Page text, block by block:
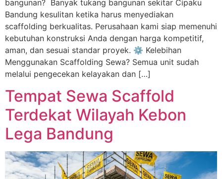
bangunan? Banyak tukang bangunan sekitar Cipaku
Bandung kesulitan ketika harus menyediakan
scaffolding berkualitas. Perusahaan kami siap memenuhi
kebutuhan konstruksi Anda dengan harga kompetitif,
aman, dan sesuai standar proyek. ⚙️ Kelebihan
Menggunakan Scaffolding Sewa? Semua unit sudah
melalui pengecekan kelayakan dan […]
Tempat Sewa Scaffold
Terdekat Wilayah Kebon
Lega Bandung